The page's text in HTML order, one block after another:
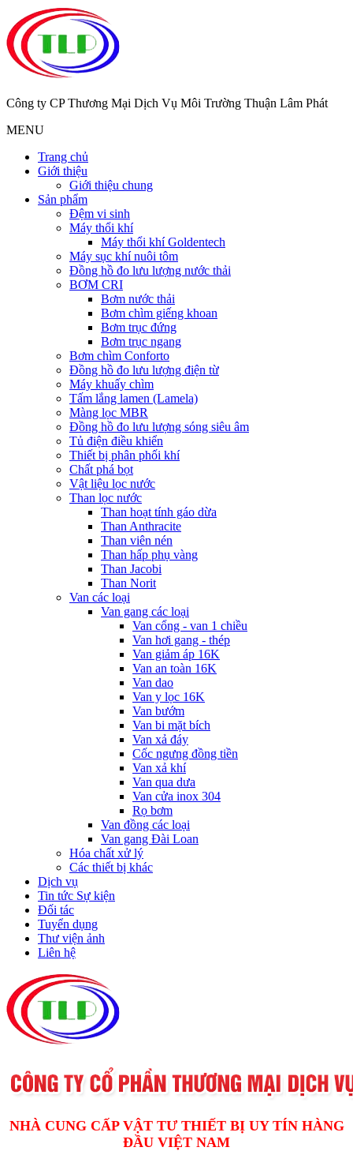
Công ty CP Thương Mại Dịch Vụ Môi Trường Thuận Lâm Phát
MENU
Trang chủ
Giới thiệu
Giới thiệu chung
Sản phẩm
Đệm vi sinh
Máy thổi khí
Máy thổi khí Goldentech
Máy sục khí nuôi tôm
Đồng hồ đo lưu lượng nước thải
BƠM CRI
Bơm nước thải
Bơm chìm giếng khoan
Bơm trục đứng
Bơm trục ngang
Bơm chìm Conforto
Đồng hồ đo lưu lượng điện từ
Máy khuấy chìm
Tấm lắng lamen (Lamela)
Màng lọc MBR
Đồng hồ đo lưu lượng sóng siêu âm
Tủ điện điều khiển
Thiết bị phân phối khí
Chất phá bọt
Vật liệu lọc nước
Than lọc nước
Than hoạt tính gáo dừa
Than Anthracite
Than viên nén
Than hấp phụ vàng
Than Jacobi
Than Norit
Van các loại
Van gang các loại
Van cổng - van 1 chiều
Van hơi gang - thép
Van giảm áp 16K
Van an toàn 16K
Van dao
Van y lọc 16K
Van bướm
Van bi mặt bích
Van xả đáy
Cốc ngưng đồng tiền
Van xả khí
Van qua dưa
Van cửa inox 304
Rọ bơm
Van đồng các loại
Van gang Đài Loan
Hóa chất xử lý
Các thiết bị khác
Dịch vụ
Tin tức Sự kiện
Đối tác
Tuyển dụng
Thư viện ảnh
Liên hệ
NHÀ CUNG CẤP VẬT TƯ THIẾT BỊ UY TÍN HÀNG
ĐẦU VIỆT NAM